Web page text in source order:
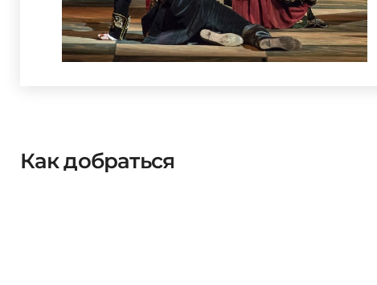
Как добраться